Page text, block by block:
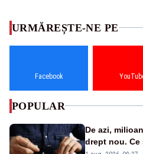
URMĂREȘTE-NE PE
Facebook
POPULAR
De azi,
drept nou. Ce